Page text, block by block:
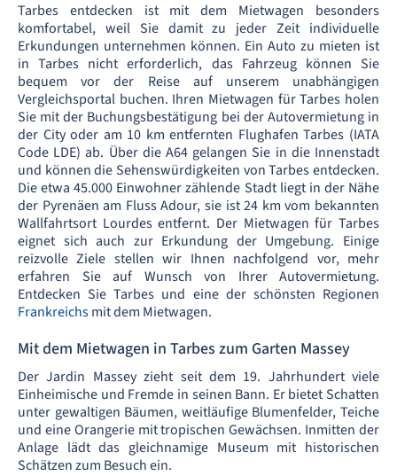
Tarbes entdecken ist mit dem Mietwagen besonders
komfortabel, weil Sie damit zu jeder Zeit individuelle
Erkundungen unternehmen können. Ein Auto zu mieten ist
in Tarbes nicht erforderlich, das Fahrzeug können Sie
bequem vor der Reise auf unserem unabhängigen
Vergleichsportal buchen. Ihren Mietwagen für Tarbes holen
Sie mit der Buchungsbestätigung bei der Autovermietung in
der City oder am 10 km entfernten Flughafen Tarbes (IATA
Code LDE) ab. Über die A64 gelangen Sie in die Innenstadt
und können die Sehenswürdigkeiten von Tarbes entdecken.
Die etwa 45.000 Einwohner zählende Stadt liegt in der Nähe
der Pyrenäen am Fluss Adour, sie ist 24 km vom bekannten
Wallfahrtsort Lourdes entfernt. Der Mietwagen für Tarbes
eignet sich auch zur Erkundung der Umgebung. Einige
reizvolle Ziele stellen wir Ihnen nachfolgend vor, mehr
erfahren Sie auf Wunsch von Ihrer Autovermietung.
Entdecken Sie Tarbes und eine der schönsten Regionen
Frankreichsmit dem Mietwagen.
Mit dem Mietwagen in Tarbes zum Garten Massey
Der Jardin Massey zieht seit dem 19. Jahrhundert viele
Einheimische und Fremde in seinen Bann. Er bietet Schatten
unter gewaltigen Bäumen, weitläufige Blumenfelder, Teiche
und eine Orangerie mit tropischen Gewächsen. Inmitten der
Anlage lädt das gleichnamige Museum mit historischen
Schätzen zum Besuch ein.